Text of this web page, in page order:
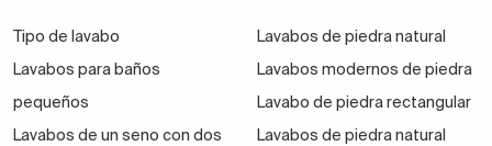
colores oscuros.
Elegiruna tapa para baño plata para unmueble de
baño negro
quedaría genial, por ejemplo, en un baño
Tipo de lavabo
Lavabos para baños
pequeños
Lavabos de un seno con dos
Lavabos de piedra natural
Lavabos modernos de piedra
Lavabo de piedra rectangular
Lavabos de piedra natural